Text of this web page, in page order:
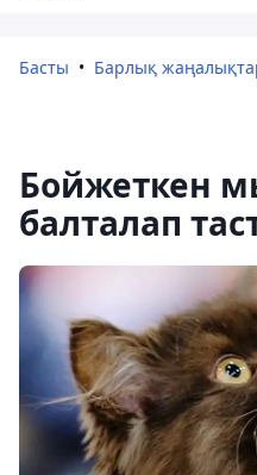
Басты Барлық
Бойжеткен
балталап